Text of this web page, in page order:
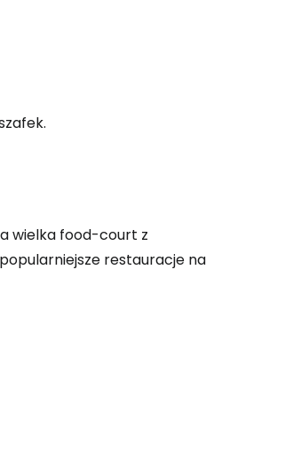
wielka food-court z
restauracje na